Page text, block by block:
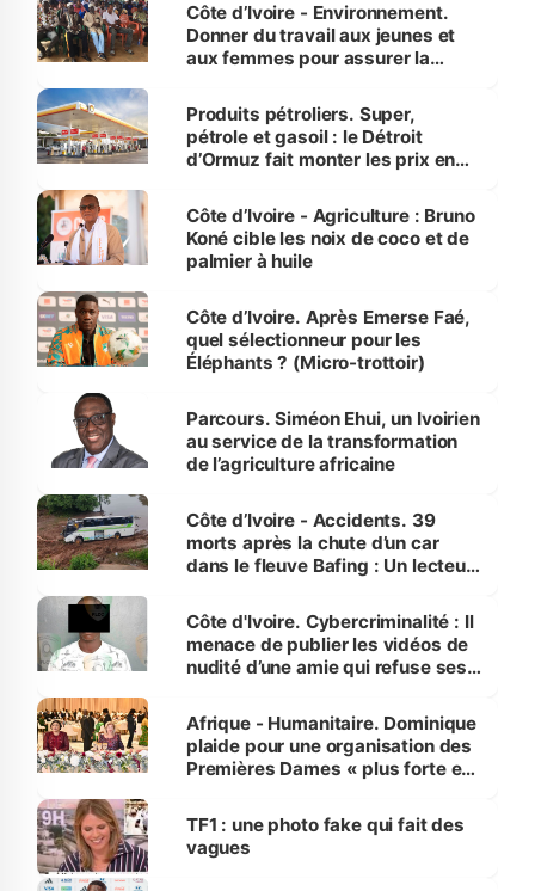
Côte d’Ivoire - Environnement.
Donner du travail aux jeunes et
aux femmes pour assurer la
menacées
Produits pétroliers. Super,
pétrole et gasoil : le Détroit
d’Ormuz fait monter les prix en
Côte d’Ivoire - Agriculture : Bruno
Koné cible les noix de coco et de
palmier à huile
Côte d’Ivoire. Après Emerse Faé,
quel sélectionneur pour les
Éléphants ? (Micro-trottoir)
Parcours. Siméon Ehui, un Ivoirien
au service de la transformation
de l’agriculture africaine
Côte d’Ivoire - Accidents. 39
morts après la chute d’un car
dans le fleuve Bafing : Un lecteur
des Transports
Côte d'Ivoire. Cybercriminalité : Il
menace de publier les vidéos de
nudité d’une amie qui refuse ses
Afrique - Humanitaire. Dominique
plaide pour une organisation des
Premières Dames « plus forte et
sur la scène internationale »
TF1 : une photo fake qui fait des
vagues